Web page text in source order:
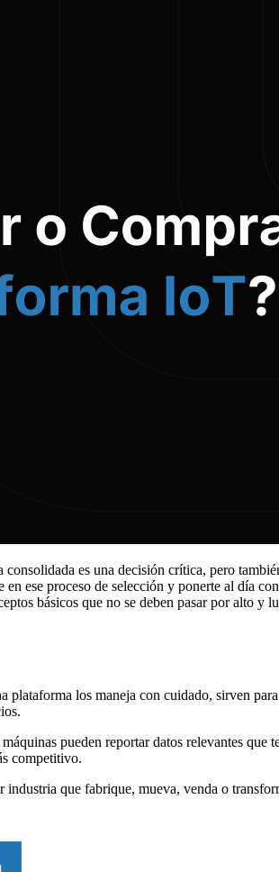
es una decisión crítica, pero
ese proceso de selección y ponerte al día
básicos que no se deben pasar por alto y
plataforma los maneja con cuidado, sirven
pueden reportar datos relevantes
competitivo.
que fabrique, mueva, venda o